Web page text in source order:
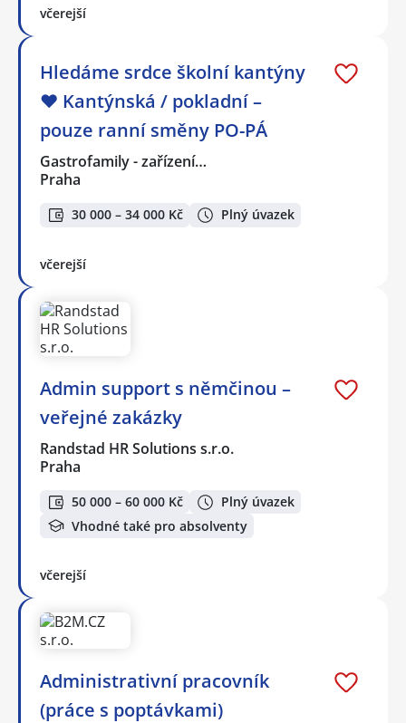
včerejší
Hledáme srdce školní kantýny
❤️ Kantýnská / pokladní –
pouze ranní směny PO-PÁ
Gastrofamily - zařízení…
Praha
30 000 – 34 000 Kč Plný úvazek
včerejší
Admin support s němčinou –
veřejné zakázky
Randstad HR Solutions s.r.o.
Praha
50 000 – 60 000 Kč
Plný úvazek
Vhodné také pro absolventy
včerejší
Administrativní pracovník
(práce s poptávkami)